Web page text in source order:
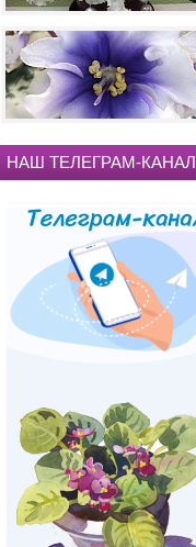
НАШ ТЕЛЕГРАМ-КАНАЛ